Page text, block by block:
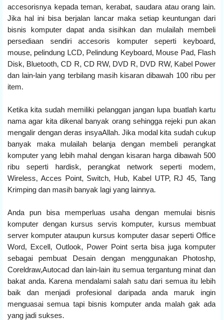
accesorisnya kepada teman, kerabat, saudara atau orang lain.
Jika hal ini bisa berjalan lancar maka setiap keuntungan dari
bisnis komputer dapat anda sisihkan dan mulailah membeli
persediaan sendiri accesoris komputer seperti keyboard,
mouse, pelindung LCD, Pelindung Keyboard, Mouse Pad, Flash
Disk, Bluetooth, CD R, CD RW, DVD R, DVD RW, Kabel Power
dan lain-lain yang terbilang masih kisaran dibawah 100 ribu per
item.
Ketika kita sudah memiliki pelanggan jangan lupa buatlah kartu
nama agar kita dikenal banyak orang sehingga rejeki pun akan
mengalir dengan deras insyaAllah. Jika modal kita sudah cukup
banyak maka mulailah belanja dengan membeli perangkat
komputer yang lebih mahal dengan kisaran harga dibawah 500
ribu seperti hardisk, perangkat network seperti modem,
Wireless, Acces Point, Switch, Hub, Kabel UTP, RJ 45, Tang
Krimping dan masih banyak lagi yang lainnya.
Anda pun bisa memperluas usaha dengan memulai bisnis
komputer dengan kursus servis komputer, kursus membuat
server komputer ataupun kursus komputer dasar seperti Office
Word, Excell, Outlook, Power Point serta bisa juga komputer
sebagai pembuat Desain dengan menggunakan Photoshp,
Coreldraw,Autocad dan lain-lain itu semua tergantung minat dan
bakat anda. Karena mendalami salah satu dari semua itu lebih
baik dan menjadi profesional daripada anda maruk ingin
menguasai semua tapi bisnis komputer anda malah gak ada
yang jadi sukses.